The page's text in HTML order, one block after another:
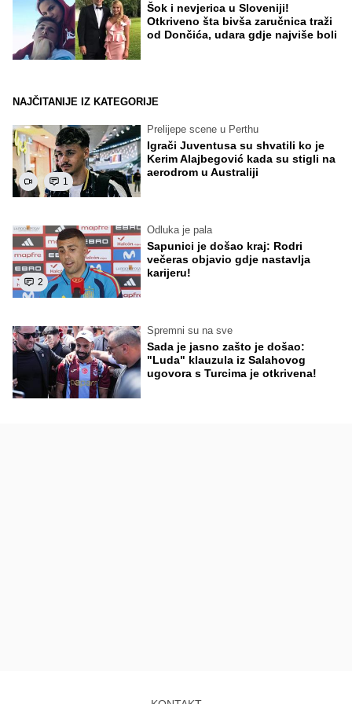
Šok i nevjerica u Sloveniji!
Otkriveno šta bivša zaručnica traži
od Dončića, udara gdje najviše boli
NAJČITANIJE IZ KATEGORIJE
1
Prelijepe scene u Perthu
Igrači Juventusa su shvatili ko je
Kerim Alajbegović kada su stigli na
aerodrom u Australiji
2
Odluka je pala
Sapunici je došao kraj: Rodri
večeras objavio gdje nastavlja
karijeru!
Spremni su na sve
Sada je jasno zašto je došao:
"Luda" klauzula iz Salahovog
ugovora s Turcima je otkrivena!